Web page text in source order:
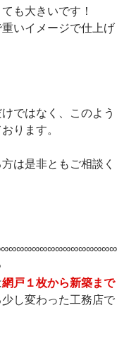
も大きいです！
いイメージで仕上げ
ではなく、このよう
ります。
は是非ともご相談く
網戸１枚から新築まで
し変わった工務店で